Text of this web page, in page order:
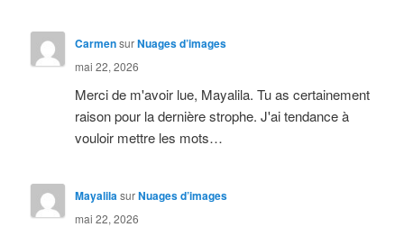
CarmensurNuages d’images
mai 22, 2026
Merci de m'avoir lue, Mayalila. Tu as certainement
raison pour la dernière strophe. J'ai tendance à
vouloir mettre les mots…
MayalilasurNuages d’images
mai 22, 2026